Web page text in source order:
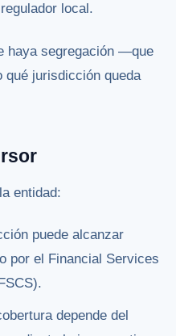
local.
haya segregación —que
jurisdicción queda
entidad:
puede alcanzar
por el Financial Services
depende del